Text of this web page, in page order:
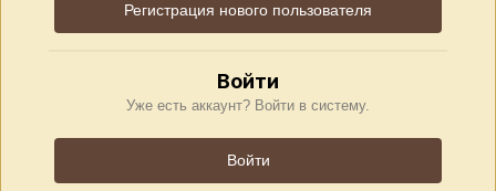
Регистрация нового пользователя
Войти
Уже есть аккаунт? Войти в систему.
Войти